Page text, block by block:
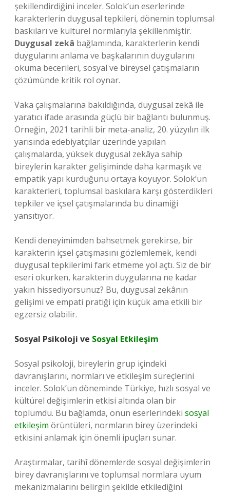
şekillendirdiğini inceler. Solok’un eserlerinde
karakterlerin duygusal tepkileri, dönemin toplumsal
baskıları ve kültürel normlarıyla şekillenmiştir.
Duygusal zekâ bağlamında, karakterlerin kendi
duygularını anlama ve başkalarının duygularını
okuma becerileri, sosyal ve bireysel çatışmaların
çözümünde kritik rol oynar.
Vaka çalışmalarına bakıldığında, duygusal zekâ ile
yaratıcı ifade arasında güçlü bir bağlantı bulunmuş.
Örneğin, 2021 tarihli bir meta-analiz, 20. yüzyılın ilk
yarısında edebiyatçılar üzerinde yapılan
çalışmalarda, yüksek duygusal zekâya sahip
bireylerin karakter gelişiminde daha karmaşık ve
empatik yapı kurduğunu ortaya koyuyor. Solok’un
karakterleri, toplumsal baskılara karşı gösterdikleri
tepkiler ve içsel çatışmalarında bu dinamiği
yansıtıyor.
Kendi deneyimimden bahsetmek gerekirse, bir
karakterin içsel çatışmasını gözlemlemek, kendi
duygusal tepkilerimi fark etmeme yol açtı. Siz de bir
eseri okurken, karakterin duygularına ne kadar
yakın hissediyorsunuz? Bu, duygusal zekânın
gelişimi ve empati pratiği için küçük ama etkili bir
egzersiz olabilir.
Sosyal Psikoloji ve Sosyal Etkileşim
Sosyal psikoloji, bireylerin grup içindeki
davranışlarını, normları ve etkileşim süreçlerini
inceler. Solok’un döneminde Türkiye, hızlı sosyal ve
kültürel değişimlerin etkisi altında olan bir
toplumdu. Bu bağlamda, onun eserlerindeki sosyal
etkileşim örüntüleri, normların birey üzerindeki
etkisini anlamak için önemli ipuçları sunar.
Araştırmalar, tarihî dönemlerde sosyal değişimlerin
birey davranışlarını ve toplumsal normlara uyum
mekanizmalarını belirgin şekilde etkilediğini